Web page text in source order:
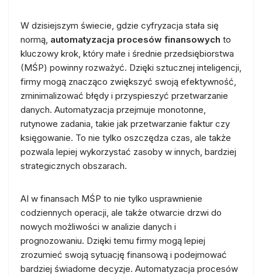
W dzisiejszym świecie, gdzie cyfryzacja stała się
normą, automatyzacja procesów finansowych to
kluczowy krok, który małe i średnie przedsiębiorstwa
(MŚP) powinny rozważyć. Dzięki sztucznej inteligencji,
firmy mogą znacząco zwiększyć swoją efektywność,
zminimalizować błędy i przyspieszyć przetwarzanie
danych. Automatyzacja przejmuje monotonne,
rutynowe zadania, takie jak przetwarzanie faktur czy
księgowanie. To nie tylko oszczędza czas, ale także
pozwala lepiej wykorzystać zasoby w innych, bardziej
strategicznych obszarach.
AI w finansach MŚP to nie tylko usprawnienie
codziennych operacji, ale także otwarcie drzwi do
nowych możliwości w analizie danych i
prognozowaniu. Dzięki temu firmy mogą lepiej
zrozumieć swoją sytuację finansową i podejmować
bardziej świadome decyzje. Automatyzacja procesów